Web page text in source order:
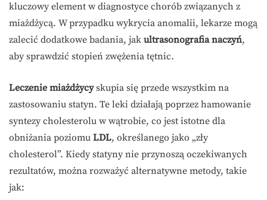
kluczowy element w diagnostyce chorób związanych z
miażdżycą. W przypadku wykrycia anomalii, lekarze mogą
zalecić dodatkowe badania, jak ultrasonografia naczyń,
aby sprawdzić stopień zwężenia tętnic.
Leczenie miażdżycyskupia się przede wszystkim na
zastosowaniu statyn. Te leki działają poprzez hamowanie
syntezy cholesterolu w wątrobie, co jest istotne dla
obniżania poziomu LDL, określanego jako „zły
cholesterol”. Kiedy statyny nie przynoszą oczekiwanych
rezultatów, można rozważyć alternatywne metody, takie
jak: